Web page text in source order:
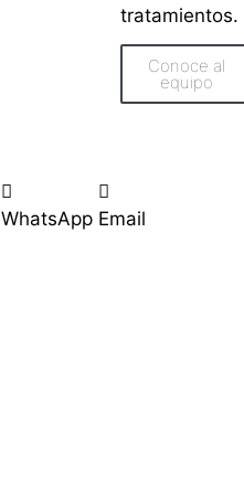
tratamientos.
Conoce al
equipo
WhatsApp Email